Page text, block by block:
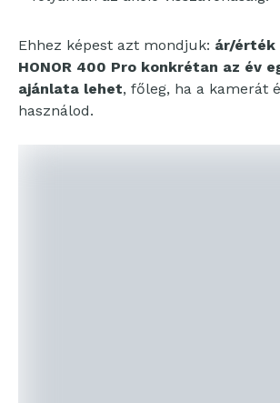
Ehhez képest azt mondjuk: ár/érték
HONOR 400 Pro konkrétan az év
ajánlata lehet, főleg, ha a kamerát
használod.